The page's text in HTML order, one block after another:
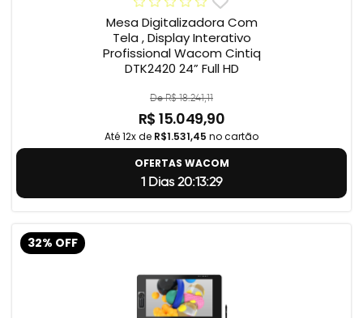
Mesa Digitalizadora Com
Tela , Display Interativo
Profissional Wacom Cintiq
DTK2420 24” Full HD
De R$ 18.241,11
R$ 15.049,90
Até 12x de R$1.531,45 no cartão
OFERTAS WACOM
1 Dias 20:13:28
32% OFF